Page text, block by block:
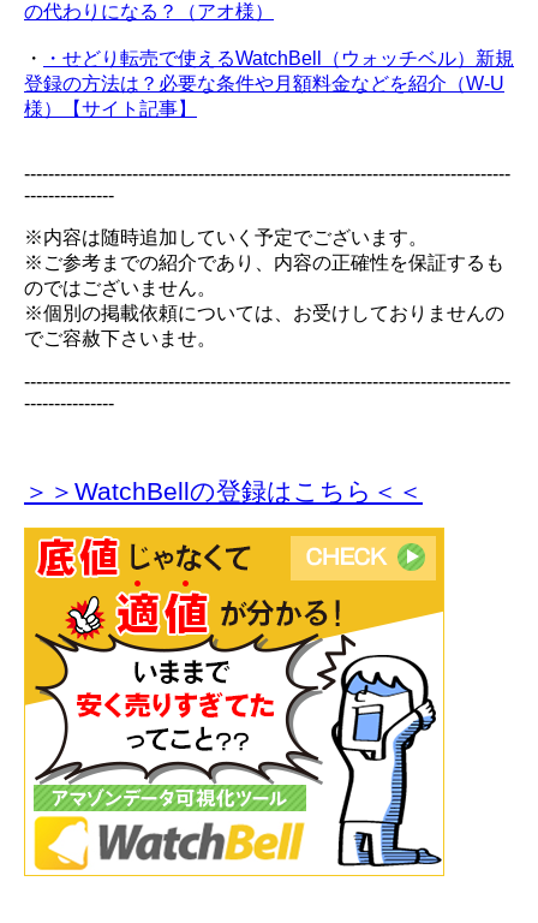
の代わりになる？（アオ様）
・
・せどり転売で使えるWatchBell（ウォッチベル）新規
登録の方法は？必要な条件や月額料金などを紹介（W-U
様）【サイト記事】
---------------------------------------------------------------------------------
---------------
※内容は随時追加していく予定でございます。
※ご参考までの紹介であり、内容の正確性を保証するも
のではございません。
※個別の掲載依頼については、お受けしておりませんの
でご容赦下さいませ。
---------------------------------------------------------------------------------
---------------
＞＞WatchBellの登録はこちら＜＜